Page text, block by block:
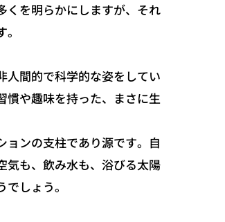
を明らかにしますが、それ
間的で科学的な姿をしてい
慣や趣味を持った、まさに生
ンの支柱であり源です。自
気も、飲み水も、浴びる太陽
しょう。